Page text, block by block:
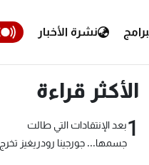
نشرة الأخبار
الأكثر قراءة
1بعد الإنتقادات التي طالت
جسمها... جورجينا رودريغيز تخرج